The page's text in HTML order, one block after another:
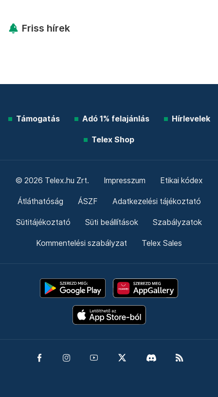
Friss hírek
Támogatás Adó 1% felajánlás Hírlevelek
Telex Shop
© 2026 Telex.hu Zrt. Impresszum Etikai kódex
Átláthatóság ÁSZF Adatkezelési tájékoztató
Sütitájékoztató Süti beállítások Szabályzatok
Kommentelési szabályzat Telex Sales